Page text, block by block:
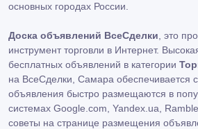
основных городах России.
Доска объявлений ВсеСделки , это
инструмент торговли в Интернет.
бесплатных объявлений в категории
на ВсеСделки, Самара обеспечивается
объявления быстро размещаются в
системах Google.com, Yandex.ua,
советы на странице размещения